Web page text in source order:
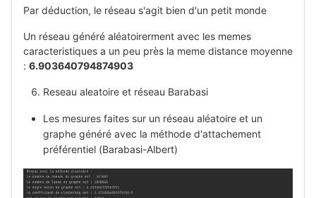
Par déduction, le réseau s'agit bien d'un petit monde
Un réseau généré aléatoirerment avec les memes
caracteristiques a un peu près la meme distance moyenne
: 6.903640794874903
Reseau aleatoire et réseau Barabasi
Les mesures faites sur un réseau aléatoire et un
graphe généré avec la méthode d'attachement
préférentiel (Barabasi-Albert)